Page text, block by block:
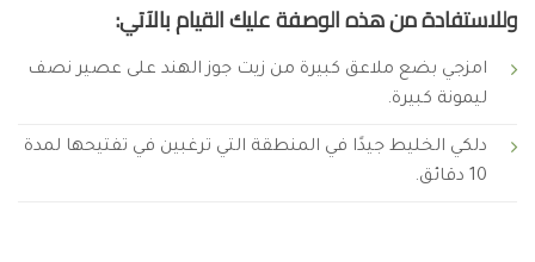
وللاستفادة من هذه الوصفة عليك القيام بالآتي:
امزجي بضع ملاعق كبيرة من زيت جوز الهند على عصير نصف
ليمونة كبيرة.
دلكي الخليط جيدًا في المنطقة التي ترغبين في تفتيحها لمدة
10 دقائق.